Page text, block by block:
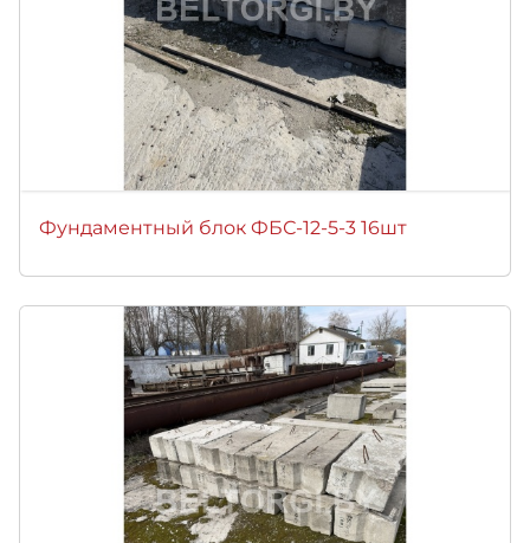
Фундаментный блок ФБС-12-5-3 16шт